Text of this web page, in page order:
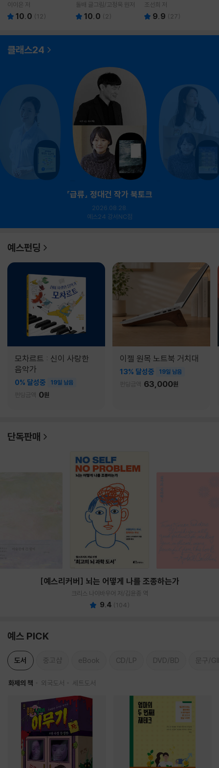
이이은 저
10.0 (12)
돌배 글그림/고정욱 원저
10.0 ( 2)
조선희 저
9.9 ( 27)
클래스24
『급류』 정대건 작가 북토크
2026.08.28.
예스24 강서NC점
예스펀딩
모차르트 : 신이 사랑한
음악가
0% 달성중 19일 남음
펀딩금액 0원
이젤 원목 노트북 거치대
13% 달성중 19일 남음
펀딩금액 63,000원
단독판매
[예스리커버] 뇌는 어떻게 나를 조종하는가
크리스 나이바우어 저/김윤종 역
9.4 (104)
예스 PICK
도서 중고샵 eBook CD/LP DVD/BD 문구/
화제의 책 외국도서 세트도서